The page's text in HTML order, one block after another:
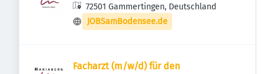
72501 Gammertingen, Deutschland
JOBSamBodensee.de
Facharzt (m/w/d) für den